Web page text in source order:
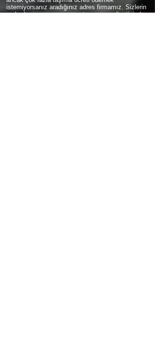
istemiyorsanız aradığınız adres firmamız. Sizlerin
ne kadar az eşyanız varsa taşınma maliyetinizde